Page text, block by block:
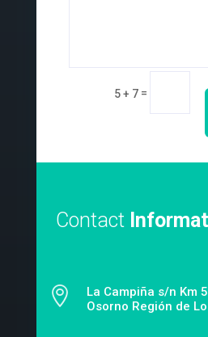
5 + 7 =
Contact

La Campiña s/n Km
Osorno Región de